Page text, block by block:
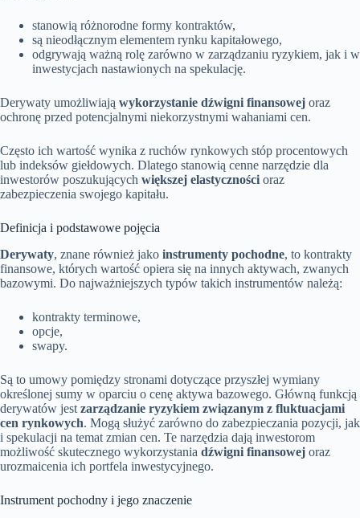
stanowią różnorodne formy kontraktów,
są nieodłącznym elementem rynku kapitałowego,
odgrywają ważną rolę zarówno w zarządzaniu ryzykiem, jak i w
inwestycjach nastawionych na spekulację.
Derywaty umożliwiają wykorzystanie dźwigni finansowej oraz
ochronę przed potencjalnymi niekorzystnymi wahaniami cen.
Często ich wartość wynika z ruchów rynkowych stóp procentowych
lub indeksów giełdowych. Dlatego stanowią cenne narzędzie dla
inwestorów poszukujących większej elastyczności oraz
zabezpieczenia swojego kapitału.
Definicja i podstawowe pojęcia
Derywaty, znane również jako instrumenty pochodne, to kontrakty
finansowe, których wartość opiera się na innych aktywach, zwanych
bazowymi. Do najważniejszych typów takich instrumentów należą:
kontrakty terminowe,
opcje,
swapy.
Są to umowy pomiędzy stronami dotyczące przyszłej wymiany
określonej sumy w oparciu o cenę aktywa bazowego. Główną funkcją
derywatów jest zarządzanie ryzykiem związanym z fluktuacjami
cen rynkowych. Mogą służyć zarówno do zabezpieczania pozycji, jak
i spekulacji na temat zmian cen. Te narzędzia dają inwestorom
możliwość skutecznego wykorzystania dźwigni finansowej oraz
urozmaicenia ich portfela inwestycyjnego.
Instrument pochodny i jego znaczenie